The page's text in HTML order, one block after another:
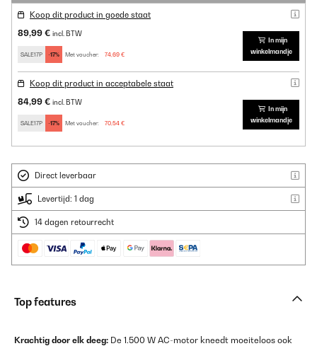
Koop dit product in goede staat
89,99 € incl. BTW
SALE17P -17% Met voucher: 74,69 €
In mijn
winkelmandje
Koop dit product in acceptabele staat
84,99 € incl. BTW
SALE17P -17% Met voucher: 70,54 €
In mijn
winkelmandje
Direct leverbaar
Levertijd: 1 dag
14 dagen retourrecht
Top features
Krachtig door elk deeg: De 1.500 W AC-motor kneedt moeiteloos ook